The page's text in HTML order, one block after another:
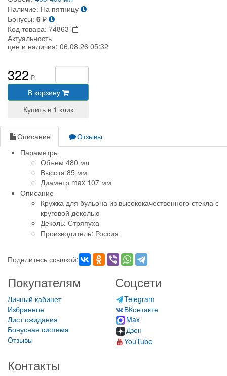
Наличие: На пятницу
Бонусы: 6 ₽
Код товара: 74863
Актуальность
цен и наличия: 06.08.26 05:32
322 ₽
В корзину
Описание
Отзывы
Параметры
Объем 480 мл
Высота 85 мм
Диаметр max 107 мм
Описание
Кружка для бульона из высококачественного стекла с
круговой деколью
Деколь: Стряпуха
Производитель: Россия
Поделитесь ссылкой:
Покупателям
Личный кабинет
Избранное
Лист ожидания
Бонусная система
Отзывы
Соцсети
Telegram
ВКонтакте
Max
Дзен
YouTube
Контакты